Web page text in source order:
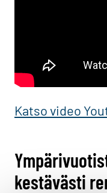
Katso video
kestävästi